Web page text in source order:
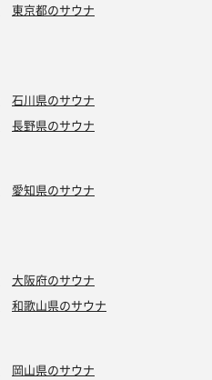
東京都のサウナ
石川県のサウナ
長野県のサウナ
愛知県のサウナ
大阪府のサウナ
和歌山県のサウナ
岡山県のサウナ